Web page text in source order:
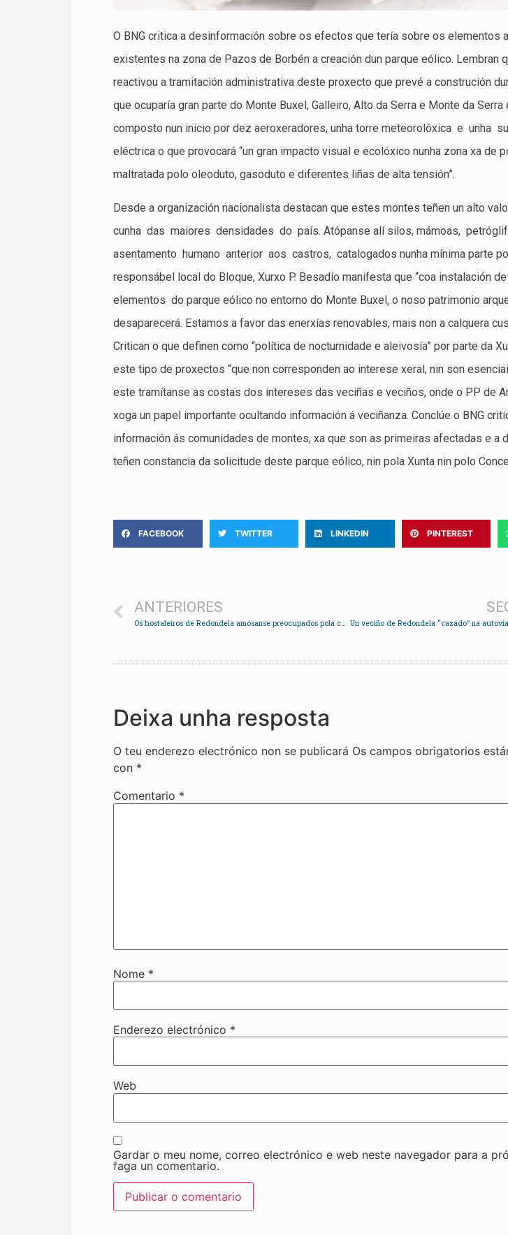
O BNG critica a desinformación sobre os efectos que tería sobre os elementos
existentes na zona de Pazos de Borbén a creación dun parque eólico. Lembran
reactivou a tramitación administrativa deste proxecto que prevé a construción
que ocuparía gran parte do Monte Buxel, Galleiro, Alto da Serra e Monte da Serra
composto nun inicio por dez aeroxeradores, unha torre meteorolóxica e unha
eléctrica o que provocará “un gran impacto visual e ecolóxico nunha zona xa de
maltratada polo oleoduto, gasoduto e diferentes liñas de alta tensión”.
Desde a organización nacionalista destacan que estes montes teñen un alto
cunha das maiores densidades do país. Atópanse alí silos, mámoas,
asentamento humano anterior aos castros, catalogados nunha mínima parte
responsábel local do Bloque, Xurxo P. Besadío manifesta que “coa instalación
elementos do parque eólico no entorno do Monte Buxel, o noso patrimonio
desaparecerá. Estamos a favor das enerxías renovables, mais non a calquera
Critican o que definen como “política de nocturnidade e aleivosía” por parte da
este tipo de proxectos “que non corresponden ao interese xeral, nin son
este tramítanse as costas dos intereses das veciñas e veciños, onde o PP de
xoga un papel importante ocultando información á veciñanza. Conclúe o BNG
información ás comunidades de montes, xa que son as primeiras afectadas e a
teñen constancia da solicitude deste parque eólico, nin pola Xunta nin polo
FACEBOOK TWITTER LINKEDIN PINTEREST
ANTERIORES
Os hostaleiros de Redondela amósanse preocupados pola competencia dos furanchos
Deixa unha resposta
O teu enderezo electrónico non se publicará Os campos obrigatorios
con *
Comentario *
Nome *
Enderezo electrónico *
Web
Gardar o meu nome, correo electrónico e web neste navegador para a
faga un comentario.